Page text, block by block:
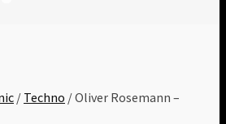
/ Techno / Oliver Rosemann ‎–